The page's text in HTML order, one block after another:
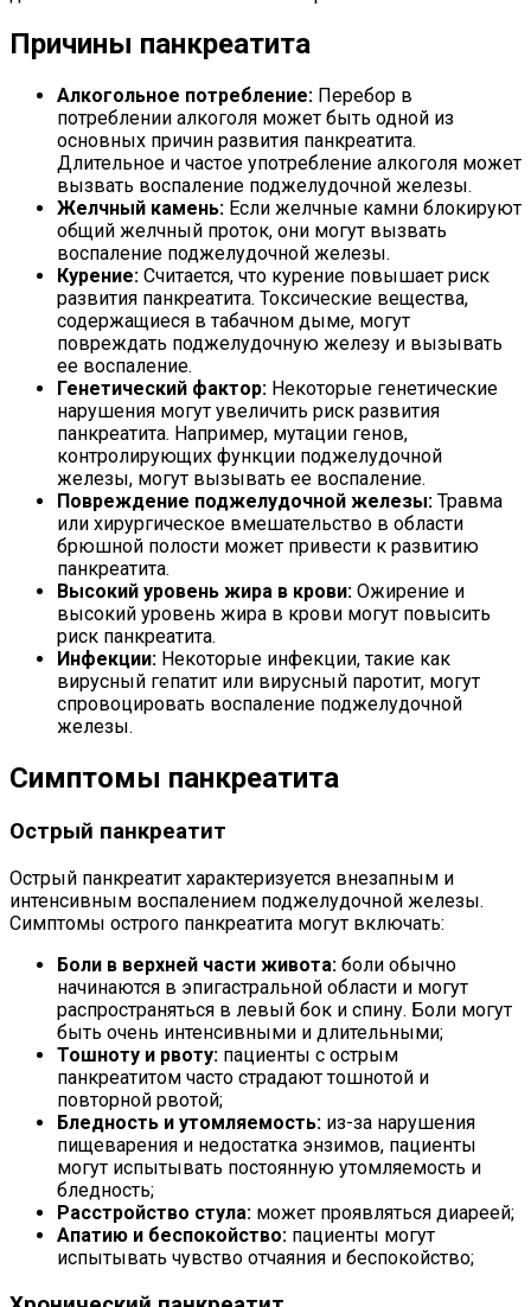
Причины панкреатита
Алкогольное потребление: Перебор в
потреблении алкоголя может быть одной из
основных причин развития панкреатита.
Длительное и частое употребление алкоголя может
вызвать воспаление поджелудочной железы.
Желчный камень: Если желчные камни блокируют
общий желчный проток, они могут вызвать
воспаление поджелудочной железы.
Курение: Считается, что курение повышает риск
развития панкреатита. Токсические вещества,
содержащиеся в табачном дыме, могут
повреждать поджелудочную железу и вызывать
ее воспаление.
Генетический фактор: Некоторые генетические
нарушения могут увеличить риск развития
панкреатита. Например, мутации генов,
контролирующих функции поджелудочной
железы, могут вызывать ее воспаление.
Повреждение поджелудочной железы: Травма
или хирургическое вмешательство в области
брюшной полости может привести к развитию
панкреатита.
Высокий уровень жира в крови: Ожирение и
высокий уровень жира в крови могут повысить
риск панкреатита.
Инфекции: Некоторые инфекции, такие как
вирусный гепатит или вирусный паротит, могут
спровоцировать воспаление поджелудочной
железы.
Симптомы панкреатита
Острый панкреатит
Острый панкреатит характеризуется внезапным и
интенсивным воспалением поджелудочной железы.
Симптомы острого панкреатита могут включать:
Боли в верхней части живота: боли обычно
начинаются в эпигастральной области и могут
распространяться в левый бок и спину. Боли могут
быть очень интенсивными и длительными;
Тошноту и рвоту: пациенты с острым
панкреатитом часто страдают тошнотой и
повторной рвотой;
Бледность и утомляемость: из-за нарушения
пищеварения и недостатка энзимов, пациенты
могут испытывать постоянную утомляемость и
бледность;
Расстройство стула: может проявляться диареей;
Апатию и беспокойство: пациенты могут
испытывать чувство отчаяния и беспокойство;